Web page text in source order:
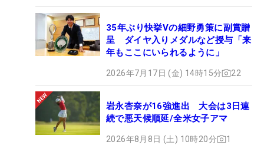
35年ぶり快挙Vの細野勇策に副賞贈
呈 ダイヤ入りメダルなど授与「来
年もここにいられるように」
2026年7月17日 (金) 14時15分 22
岩永杏奈が16強進出 大会は3日連
続で悪天候順延/全米女子アマ
2026年8月8日 (土) 10時20分 1